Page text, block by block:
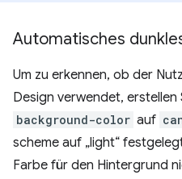
Automatisches
Um zu erkennen, ob der
Design verwendet, erstellen
background-color auf
scheme auf „light“
Farbe für den Hintergrund